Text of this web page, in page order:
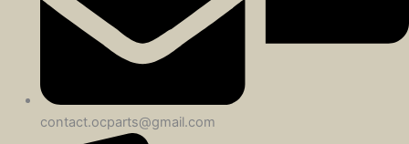
contact.ocparts@gmail.com